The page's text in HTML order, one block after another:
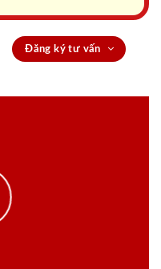
Đăng ký tư vấn